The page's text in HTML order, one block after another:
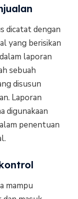
dicatat dengan
yang berisikan
laporan
sebuah
disusun
Laporan
digunakaan
penentuan
mampu